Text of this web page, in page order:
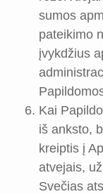
sumos
pateikimo
įvykdžius
Kai
iš anksto,
kreiptis į
atvejais,
Svečias